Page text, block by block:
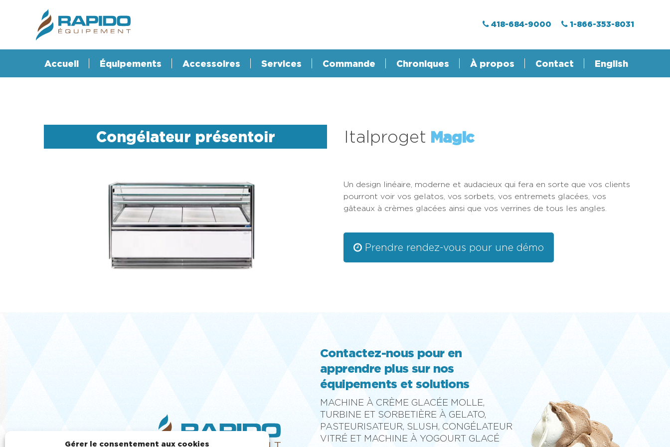
Gérer le consentement aux cookies
418-684-9000 1-866-353-8031
Accueil Équipements Accessoires Services Commande Chroniques À propos Contact English
Congélateur présentoir Italproget Magic
Un design linéaire, moderne et audacieux qui fera en sorte que vos clients
pourront voir vos gelatos, vos sorbets, vos entremets glacées, vos
gâteaux à crèmes glacées ainsi que vos verrines de tous les angles.
Prendre rendez-vous pour une démo
Contactez-nous pour en
apprendre plus sur nos
équipements et solutions
MACHINE À CRÈME GLACÉE MOLLE,
TURBINE ET SORBETIÈRE À GELATO,
PASTEURISATEUR, SLUSH, CONGÉLATEUR
VITRÉ ET MACHINE À YOGOURT GLACÉ